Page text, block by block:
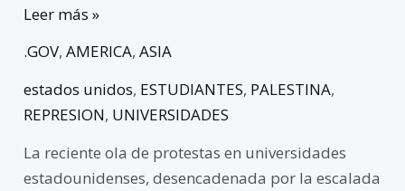
Leer más »
.GOV,AMERICA,ASIA
estados unidos, ESTUDIANTES, PALESTINA,
REPRESION, UNIVERSIDADES
La reciente ola de protestas en universidades
estadounidenses, desencadenada por la escalada